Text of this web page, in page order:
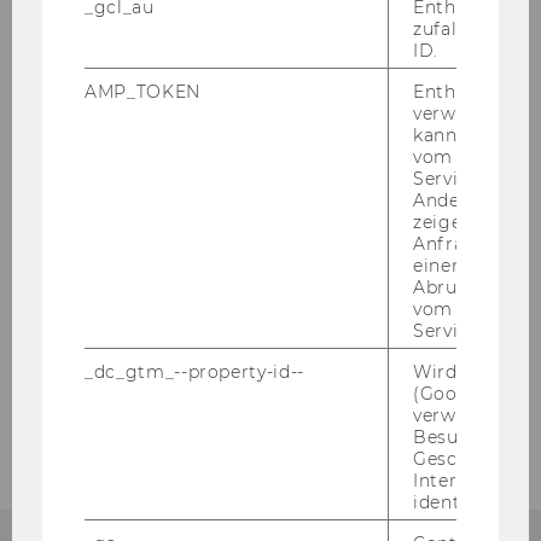
Workshop 1
_gcl_au
Enthält eine
ID.
AMP_TOKEN
Enthält ein
verwendet
kann, um
vom AMP-
Service
Andere
zeigen Opt-
Anfrage im
einen Fehler
Abrufen
vom AMP
Service an.
_dc_gtm_--property-id--
Wird von
(Google Tag
verwendet,
Besucher
Geschlecht
Interessen zu
identifizieren.